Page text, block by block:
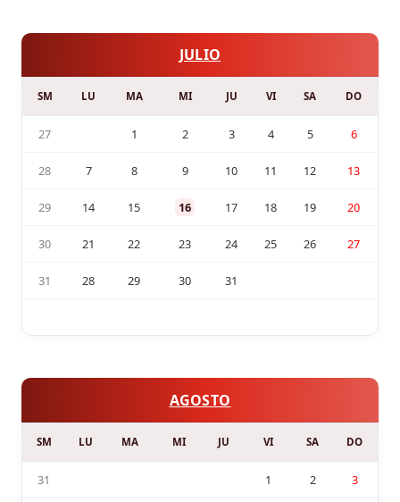
JULIO
SM LU MA MI JU VI SA DO
27 1 2 3 4 5 6
28 7 8 9 10 11 12 13
29 14 15 16 17 18 19 20
30 21 22 23 24 25 26 27
31 28 29 30 31
AGOSTO
SM LU MA MI JU VI SA DO
31 1 2 3